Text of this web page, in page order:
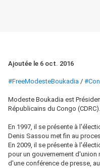
Ajoutée le 6 oct. 2016
#FreeModesteBoukadia /
Modeste Boukadia est
Républicains du Congo (CDRC).
En 1997, il se présente à
Denis Sassou met fin au
En 2009, il se présente à
pour un gouvernement
d'une conférence de presse,